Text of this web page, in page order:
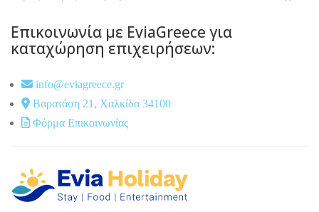
Επικοινωνία με EviaGreece για
καταχώρηση επιχειρήσεων:
info@eviagreece.gr
Βαρατάση 21, Χαλκίδα 34100
Φόρμα Επικοινωνίας